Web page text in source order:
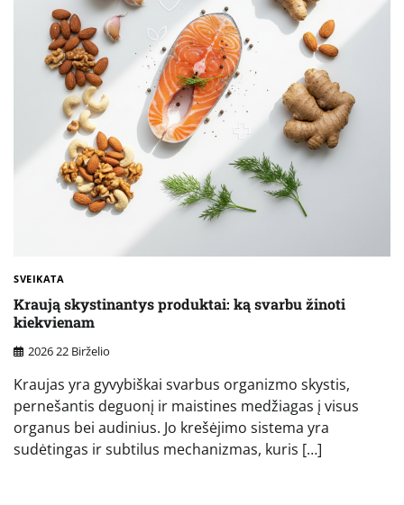
SVEIKATA
Kraują skystinantys produktai: ką svarbu žinoti
kiekvienam
2026 22 Birželio
Kraujas yra gyvybiškai svarbus organizmo skystis,
pernešantis deguonį ir maistines medžiagas į visus
organus bei audinius. Jo krešėjimo sistema yra
sudėtingas ir subtilus mechanizmas, kuris […]